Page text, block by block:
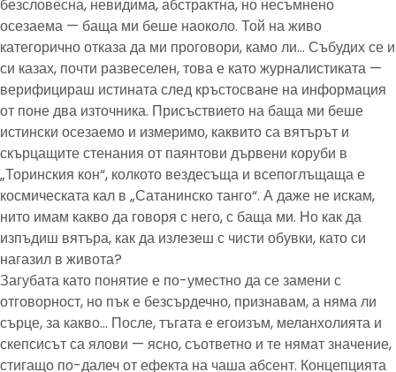
безсловесна, невидима, абстрактна, но несъмнено
осезаема — баща ми беше наоколо. Той на живо
категорично отказа да ми проговори, камо ли… Събудих се и
си казах, почти развеселен, това е като журналистиката —
верифицираш истината след кръстосване на информация
от поне два източника. Присъствието на баща ми беше
истински осезаемо и измеримо, каквито са вятърът и
скърцащите стенания от паянтови дървени коруби в
„Торинския кон“, колкото вездесъща и всепоглъщаща е
космическата кал в „Сатанинско танго“. А даже не искам,
нито имам какво да говоря с него, с баща ми. Но как да
изпъдиш вятъра, как да излезеш с чисти обувки, като си
нагазил в живота?
Загубата като понятие е по-уместно да се замени с
отговорност, но пък е безсърдечно, признавам, а няма ли
сърце, за какво… После, тъгата е егоизъм, меланхолията и
скепсисът са ялови — ясно, съответно и те нямат значение,
стигащо по-далеч от ефекта на чаша абсент. Концепцията